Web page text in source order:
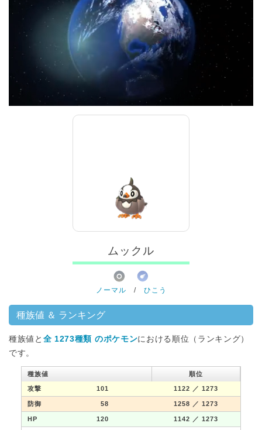
ムックル
ノーマル / ひこう
種族値 ＆ ランキング
種族値と 全 1273種類 のポケモンにおける順位（ランキング）
です。
種族値 順位
攻撃 101 1122 ／ 1273
防御 58 1258 ／ 1273
HP 120 1142 ／ 1273